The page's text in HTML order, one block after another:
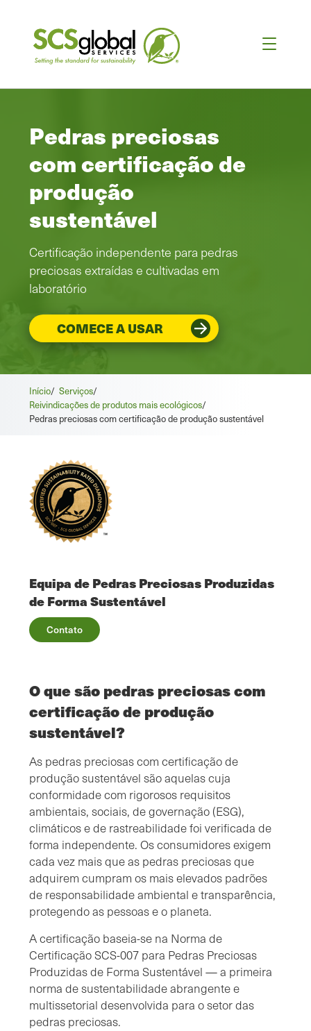
Pedras preciosas
com certificação de
produção
sustentável
Certificação independente para pedras
preciosas extraídas e cultivadas em
laboratório
COMECE A USAR
Início/ Serviços/
Reivindicações de produtos mais ecológicos/
Pedras preciosas com certificação de produção sustentável
Equipa de Pedras Preciosas Produzidas
de Forma Sustentável
Contato
O que são pedras preciosas com
certificação de produção
sustentável?
As pedras preciosas com certificação de
produção sustentável são aquelas cuja
conformidade com rigorosos requisitos
ambientais, sociais, de governação (ESG),
climáticos e de rastreabilidade foi verificada de
forma independente. Os consumidores exigem
cada vez mais que as pedras preciosas que
adquirem cumpram os mais elevados padrões
de responsabilidade ambiental e transparência,
protegendo as pessoas e o planeta.
A certificação baseia-se na Norma de
Certificação SCS-007 para Pedras Preciosas
Produzidas de Forma Sustentável — a primeira
norma de sustentabilidade abrangente e
multissetorial desenvolvida para o setor das
pedras preciosas.